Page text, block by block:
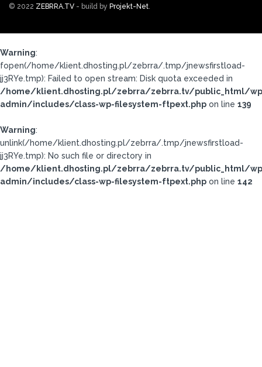
© 2022 ZEBRRA.TV - build by Projekt-Net.
Warning:
fopen(/home/klient.dhosting.pl/zebrra/.tmp/jnewsfirstload-
jj3RYe.tmp): Failed to open stream: Disk quota exceeded in
/home/klient.dhosting.pl/zebrra/zebrra.tv/public_html/
admin/includes/class-wp-filesystem-ftpext.php on line 139
Warning:
unlink(/home/klient.dhosting.pl/zebrra/.tmp/jnewsfirstload-
jj3RYe.tmp): No such file or directory in
/home/klient.dhosting.pl/zebrra/zebrra.tv/public_html/
admin/includes/class-wp-filesystem-ftpext.php on line 142